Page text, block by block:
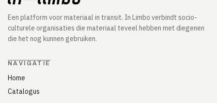
Een platform voor materiaal in transit. In Limbo verbindt socio-
culturele organisaties die materiaal teveel hebben met diegenen
die het nog kunnen gebruiken.
NAVIGATIE
Home
Catalogus